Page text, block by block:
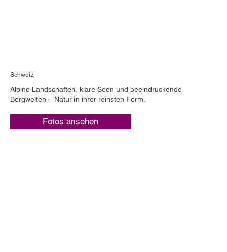
Schweiz
Alpine Landschaften, klare Seen und beeindruckende
Bergwelten – Natur in ihrer reinsten Form.
Fotos ansehen